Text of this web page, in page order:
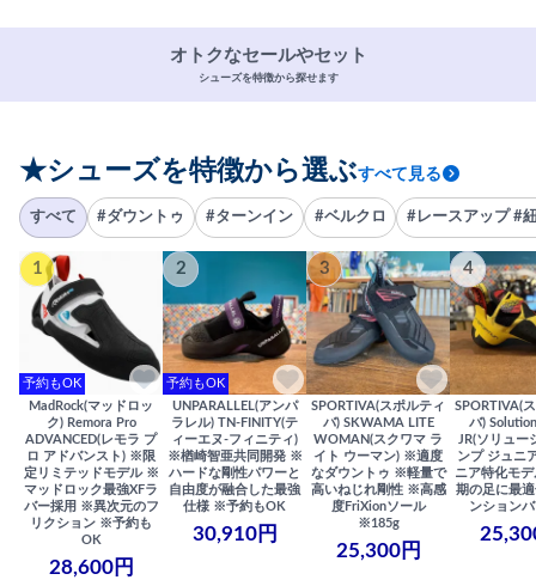
オトクなセールやセット
シューズを特徴から探せます
★シューズを特徴から選ぶすべて見る
すべて #ダウントゥ #ターンイン #ベルクロ #レースアップ #
1
予約もOK
MadRock(マッドロッ
ク) Remora Pro
ADVANCED(レモラ プ
ロ アドバンスト) ※限
定リミテッドモデル ※
マッドロック最強XFラ
バー採用 ※異次元のフ
リクション ※予約も
OK
28,600円
2
予約もOK
UNPARALLEL(アンパ
ラレル) TN-FINITY(テ
ィーエヌ-フィニティ)
※楢崎智亜共同開発 ※
ハードな剛性パワーと
自由度が融合した最強
仕様 ※予約もOK
30,910円
3
SPORTIVA(スポルティ
バ) SKWAMA LITE
WOMAN(スクワマ ラ
イト ウーマン) ※適度
なダウントゥ ※軽量で
高いねじれ剛性 ※高感
度FriXionソール
※185g
25,300円
4
SPORTIVA(
バ)
JR(ソリュー
ンプ ジュニ
ニア特化モ
期の足に最
ンション